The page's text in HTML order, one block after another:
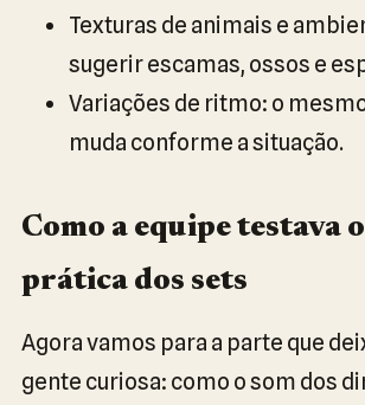
Texturas de animais e
sugerir escamas, ossos e
Variações de ritmo: o
muda conforme a situação.
Como a equipe testava
prática dos sets
Agora vamos para a parte que
gente curiosa: como o som dos